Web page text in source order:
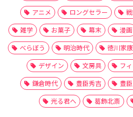
アニメ
ロングセラー
雑学
お菓子 幕末 漫画
べらぼう
明治時代 徳川家康
デザイン
文房具 フ
鎌倉時代
豊臣秀吉 豊
光る君へ
葛飾北斎